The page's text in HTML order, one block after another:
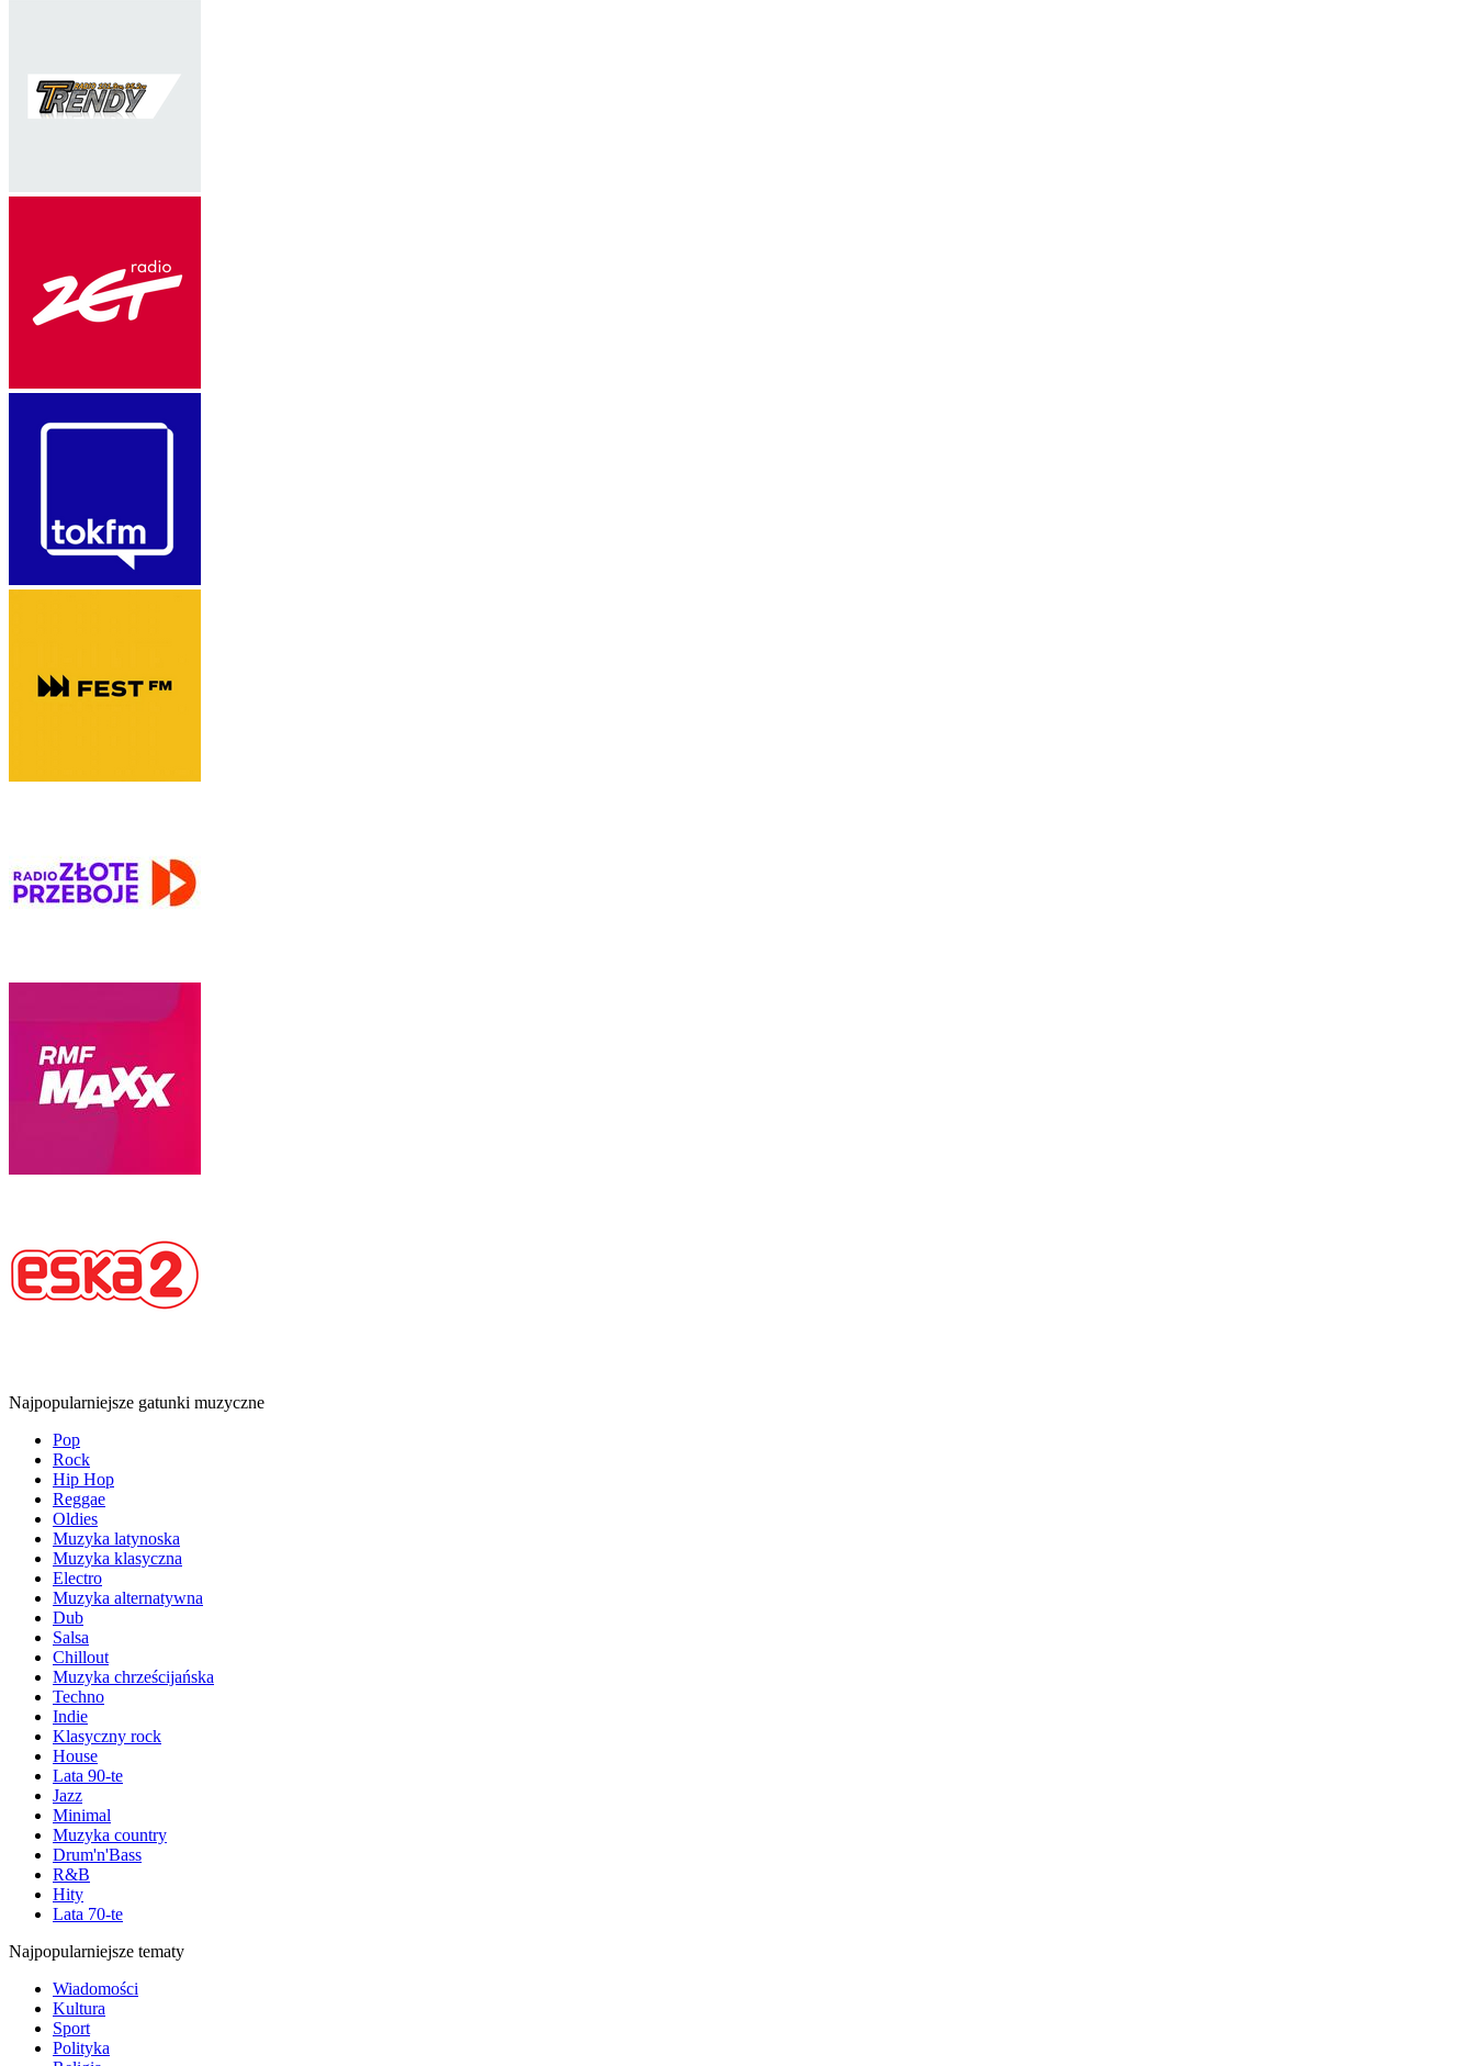
Najpopularniejsze gatunki muzyczne
Pop
Rock
Hip Hop
Reggae
Oldies
Muzyka latynoska
Muzyka klasyczna
Electro
Muzyka alternatywna
Dub
Salsa
Chillout
Muzyka chrześcijańska
Techno
Indie
Klasyczny rock
House
Lata 90-te
Jazz
Minimal
Muzyka country
Drum'n'Bass
R&B
Hity
Lata 70-te
Najpopularniejsze tematy
Wiadomości
Kultura
Sport
Polityka